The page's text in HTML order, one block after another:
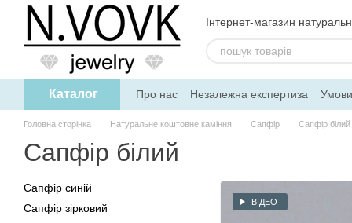
Перейти до основного контенту
Інтернет-магазин
Каталог Про нас Незалежна експертиза
Дисконтна програма
Головна сторінка Натуральне коштовне каміння Сапфір Сапфір білий
Сапфір білий
ВІДЕО
Сапфір синій
Сапфір зірковий